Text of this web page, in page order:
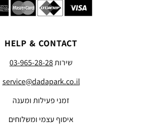
HELP & CONTACT
שירות03-965-28-28
service@dadapark.co.il
זמני פעילות ומענה
איסוף עצמי ומשלוחים